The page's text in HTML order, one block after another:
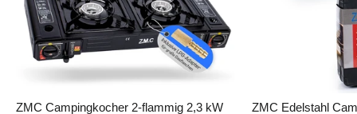
ZMC Campingkocher 2-flammig 2,3 kW
ZMC Edelstahl